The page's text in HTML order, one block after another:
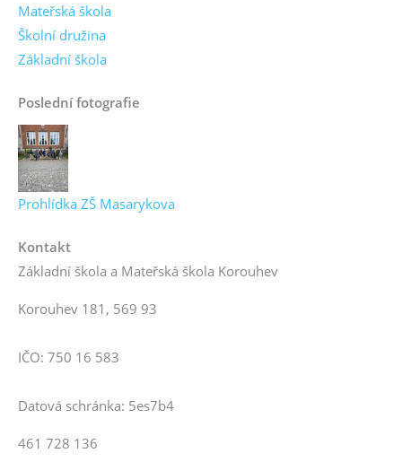
Mateřská škola
Školní družina
Základní škola
Poslední fotografie
Prohlídka ZŠ Masarykova
Kontakt
Základní škola a Mateřská škola Korouhev
Korouhev 181, 569 93
IČO: 750 16 583
Datová schránka: 5es7b4
461 728 136